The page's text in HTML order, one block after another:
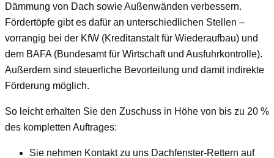
Dämmung von Dach sowie Außenwänden verbessern.
Fördertöpfe gibt es dafür an unterschiedlichen Stellen –
vorrangig bei der KfW (Kreditanstalt für Wiederaufbau) und
dem BAFA (Bundesamt für Wirtschaft und Ausfuhrkontrolle).
Außerdem sind steuerliche Bevorteilung und damit indirekte
Förderung möglich.
So leicht erhalten Sie den Zuschuss in Höhe von bis zu 20 %
des kompletten Auftrages:
Sie nehmen Kontakt zu uns Dachfenster-Rettern auf